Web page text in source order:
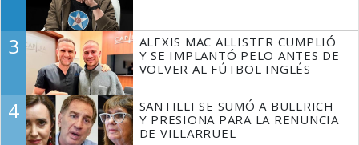
3
ALEXIS MAC ALLISTER CUMPLIÓ
Y SE IMPLANTÓ PELO ANTES DE
VOLVER AL FÚTBOL INGLÉS
4
SANTILLI SE SUMÓ A BULLRICH
Y PRESIONA PARA LA RENUNCIA
DE VILLARRUEL